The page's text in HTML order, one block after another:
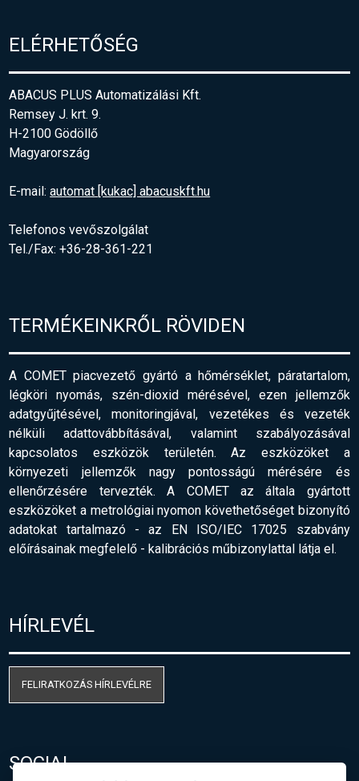
ELÉRHETŐSÉG
ABACUS PLUS Automatizálási Kft.
Remsey J. krt. 9.
H-2100 Gödöllő
Magyarország
E-mail:automat [kukac] abacuskft.hu
Telefonos vevőszolgálat
Tel./Fax: +36-28-361-221
TERMÉKEINKRŐL RÖVIDEN
A COMET piacvezető gyártó a hőmérséklet, páratartalom,
légköri nyomás, szén-dioxid mérésével, ezen jellemzők
adatgyűjtésével, monitoringjával, vezetékes és vezeték
nélküli adattovábbításával, valamint szabályozásával
kapcsolatos eszközök területén. Az eszközöket a
környezeti jellemzők nagy pontosságú mérésére és
ellenőrzésére tervezték. A COMET az általa gyártott
eszközöket a metrológiai nyomon követhetőséget bizonyító
adatokat tartalmazó - az EN ISO/IEC 17025 szabvány
előírásainak megfelelő -kalibrációs műbizonylattal látja el.
HÍRLEVÉL
FELIRATKOZÁS HÍRLEVÉLRE
SOCIAL